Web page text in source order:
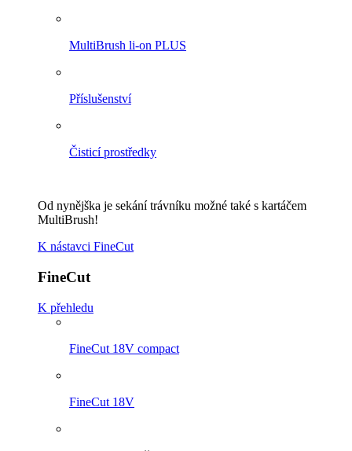
MultiBrush li-on PLUS
Příslušenství
Čisticí prostředky
Od nynějška je sekání trávníku možné také s kartáčem
MultiBrush!
K nástavci FineCut
FineCut
K přehledu
FineCut 18V compact
FineCut 18V